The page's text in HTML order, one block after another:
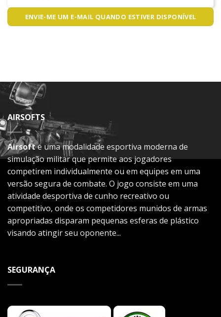
ENVIE-ME UM E-MAIL QUANDO ESTIVER DISPONÍVEL
AIRSOFTS
Airsofté uma modalidade esportiva moderna de
simulação militar que permite aos jogadores
competirem individualmente ou em equipes em uma
versão segura de combate. O jogo consiste em uma
atividade desportiva de cunho recreativo ou
competitivo, onde os competidores munidos de armas
apropriadas disparam pequenas esferas de plástico
visando atingir seu oponente...
SEGURANÇA